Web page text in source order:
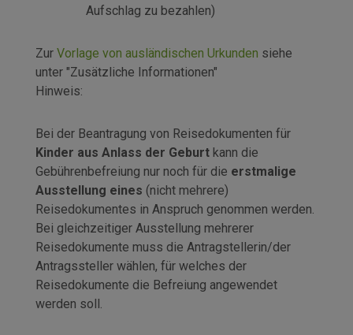
Aufschlag zu bezahlen)
Zur Vorlage von ausländischen Urkunden siehe
unter "Zusätzliche Informationen"
Hinweis:
Bei der Beantragung von Reisedokumenten für
Kinder aus Anlass der Geburt kann die
Gebührenbefreiung nur noch für die erstmalige
Ausstellung eines (nicht mehrere)
Reisedokumentes in Anspruch genommen werden.
Bei gleichzeitiger Ausstellung mehrerer
Reisedokumente muss die Antragstellerin/der
Antragssteller wählen, für welches der
Reisedokumente die Befreiung angewendet
werden soll.